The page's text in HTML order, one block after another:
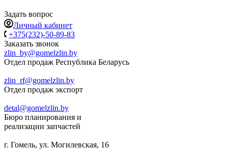
Задать вопрос
Личный кабинет
+375(232)-50-89-83
Заказать звонок
zlin_by@gomelzlin.by
Отдел продаж Республика Беларусь
zlin_rf@gomelzlin.by
Отдел продаж экспорт
detal@gomelzlin.by
Бюро планирования и
реализации запчастей
г. Гомель, ул. Могилевская, 16